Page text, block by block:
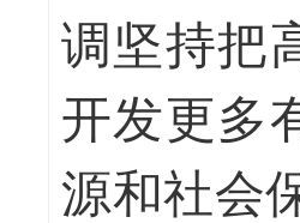
调坚持把
开发更多
源和社会